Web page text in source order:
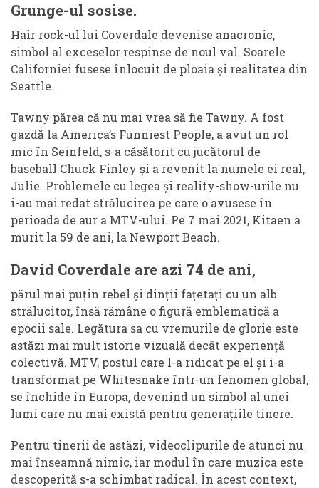
Grunge-ul sosise.
Hair rock-ul lui Coverdale devenise anacronic,
simbol al exceselor respinse de noul val. Soarele
Californiei fusese înlocuit de ploaia și realitatea din
Seattle.
Tawny părea că nu mai vrea să fie Tawny. A fost
gazdă la America’s Funniest People, a avut un rol
mic în Seinfeld, s-a căsătorit cu jucătorul de
baseball Chuck Finley și a revenit la numele ei real,
Julie. Problemele cu legea și reality-show-urile nu
i-au mai redat strălucirea pe care o avusese în
perioada de aur a MTV-ului. Pe 7 mai 2021, Kitaen a
murit la 59 de ani, la Newport Beach.
David Coverdale are azi 74 de ani,
părul mai puțin rebel și dinții fațetați cu un alb
strălucitor, însă rămâne o figură emblematică a
epocii sale. Legătura sa cu vremurile de glorie este
astăzi mai mult istorie vizuală decât experiență
colectivă. MTV, postul care l-a ridicat pe el și i-a
transformat pe Whitesnake într-un fenomen global,
se închide în Europa, devenind un simbol al unei
lumi care nu mai există pentru generațiile tinere.
Pentru tinerii de astăzi, videoclipurile de atunci nu
mai înseamnă nimic, iar modul în care muzica este
descoperită s-a schimbat radical. În acest context,